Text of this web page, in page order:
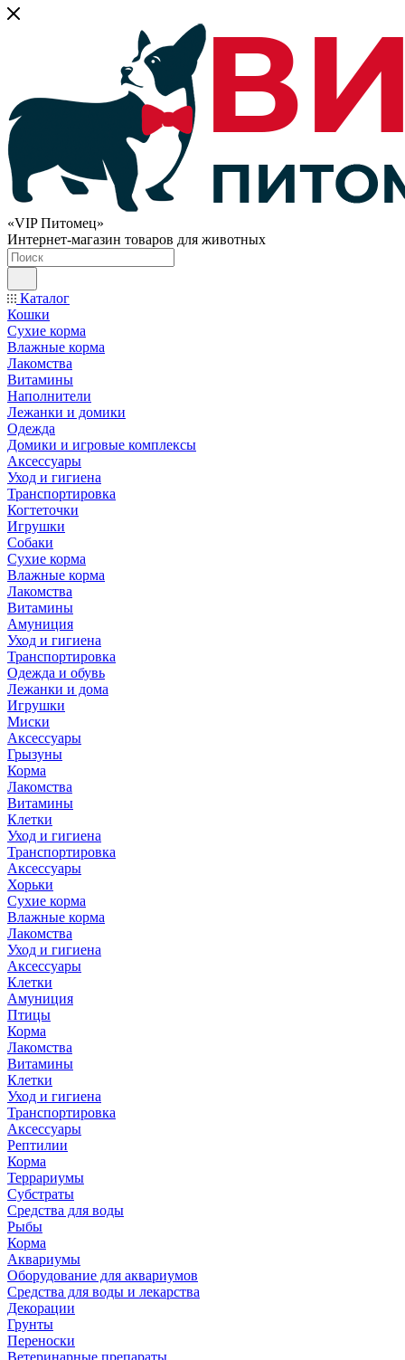
«VIP Питомец»
Интернет-магазин товаров для животных
Каталог
Кошки
Сухие корма
Влажные корма
Лакомства
Витамины
Наполнители
Лежанки и домики
Одежда
Домики и игровые комплексы
Аксессуары
Уход и гигиена
Транспортировка
Когтеточки
Игрушки
Собаки
Сухие корма
Влажные корма
Лакомства
Витамины
Амуниция
Уход и гигиена
Транспортировка
Одежда и обувь
Лежанки и дома
Игрушки
Миски
Аксессуары
Грызуны
Корма
Лакомства
Витамины
Клетки
Уход и гигиена
Транспортировка
Аксессуары
Хорьки
Сухие корма
Влажные корма
Лакомства
Уход и гигиена
Аксессуары
Клетки
Амуниция
Птицы
Корма
Лакомства
Витамины
Клетки
Уход и гигиена
Транспортировка
Аксессуары
Рептилии
Корма
Террариумы
Субстраты
Средства для воды
Рыбы
Корма
Аквариумы
Оборудование для аквариумов
Средства для воды и лекарства
Декорации
Грунты
Переноски
Ветеринарные препараты